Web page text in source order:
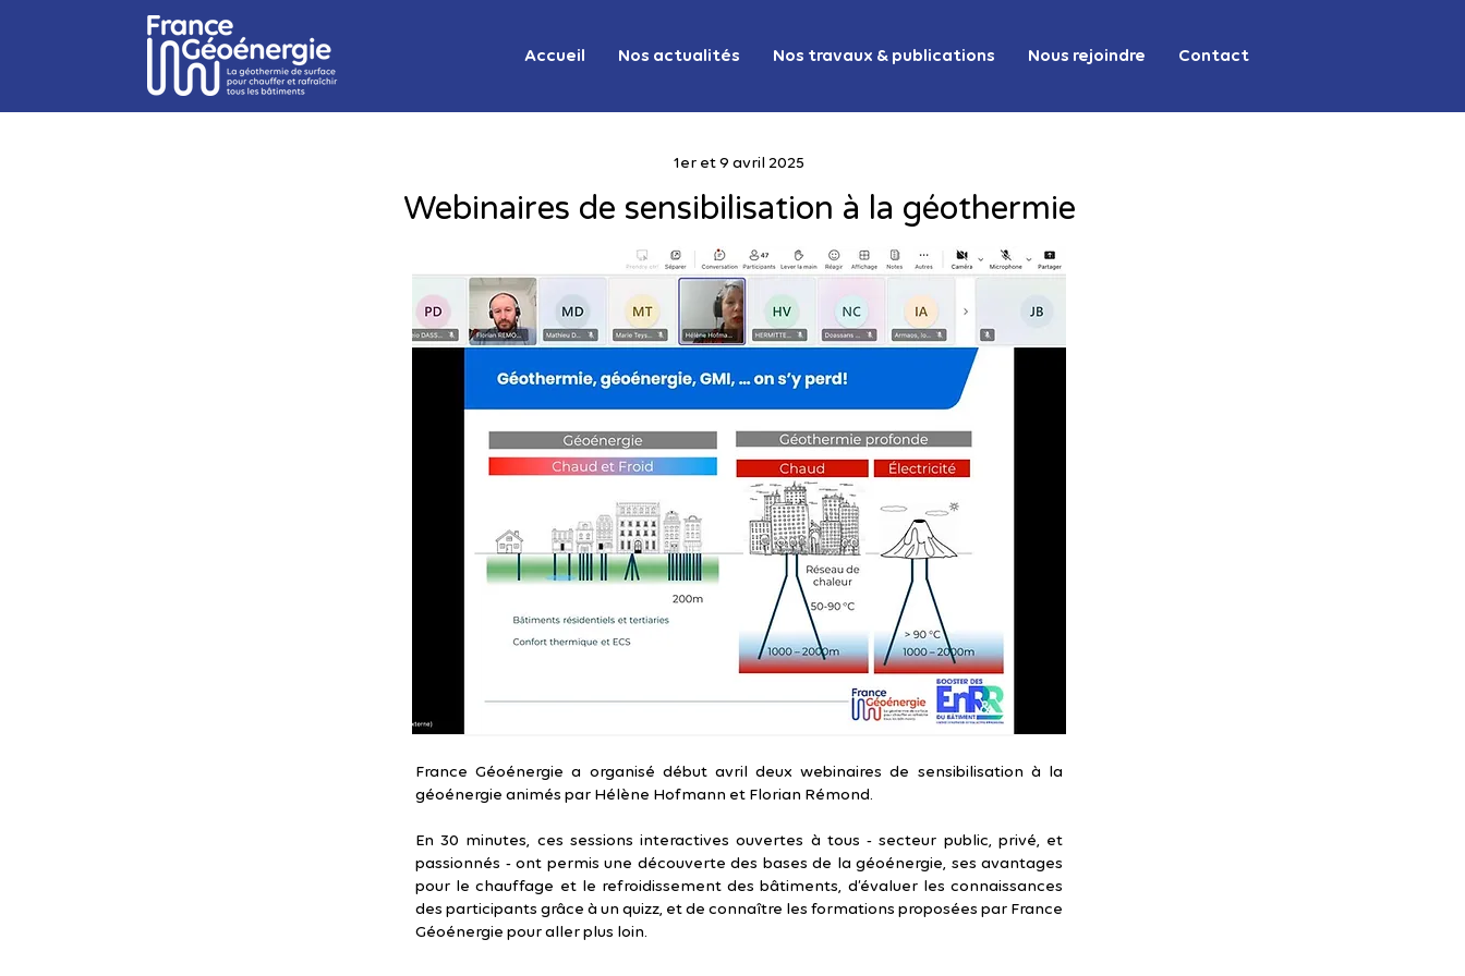
Accueil Nos actualités Nos travaux & publications Nous rejoindre Contact
1er et 9 avril 2025
Webinaires de sensibilisation à la géothermie
France Géoénergie a organisé début avril deux webinaires de sensibilisation à la
géoénergie animés par Hélène Hofmann et Florian Rémond.
En 30 minutes, ces sessions interactives ouvertes à tous - secteur public, privé, et
passionnés - ont permis une découverte des bases de la géoénergie, ses avantages
pour le chauffage et le refroidissement des bâtiments, d’évaluer les connaissances
des participants grâce à un quizz, et de connaître les formations proposées par France
Géoénergie pour aller plus loin.